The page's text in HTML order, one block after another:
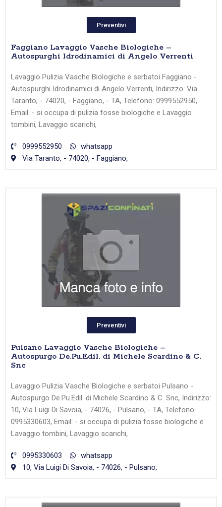
Preventivi
Faggiano Lavaggio Vasche Biologiche –
Autospurghi Idrodinamici di Angelo Verrenti
Lavaggio Pulizia Vasche Biologiche e serbatoi Faggiano -
Autospurghi Idrodinamici di Angelo Verrenti, Indirizzo: Via
Taranto, - 74020, - Faggiano, - TA, Telefono: 0999552950,
Email: - si occupa di pulizia fosse biologiche e Lavaggio
tombini, Lavaggio scarichi,
0999552950
whatsapp
Via Taranto, - 74020, - Faggiano,
Preventivi
Pulsano Lavaggio Vasche Biologiche –
Autospurgo De.Pu.Edil. di Michele Scardino & C.
Snc
Lavaggio Pulizia Vasche Biologiche e serbatoi Pulsano -
Autospurgo De.Pu.Edil. di Michele Scardino & C. Snc, Indirizzo:
10, Via Luigi Di Savoia, - 74026, - Pulsano, - TA, Telefono:
0995330603, Email: - si occupa di pulizia fosse biologiche e
Lavaggio tombini, Lavaggio scarichi,
0995330603
whatsapp
10, Via Luigi Di Savoia, - 74026, - Pulsano,